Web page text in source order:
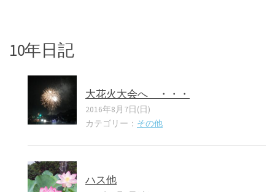
10年日記
大花火大会へ ・・・
2016年8月7日(日)
カテゴリー： その他
ハス他